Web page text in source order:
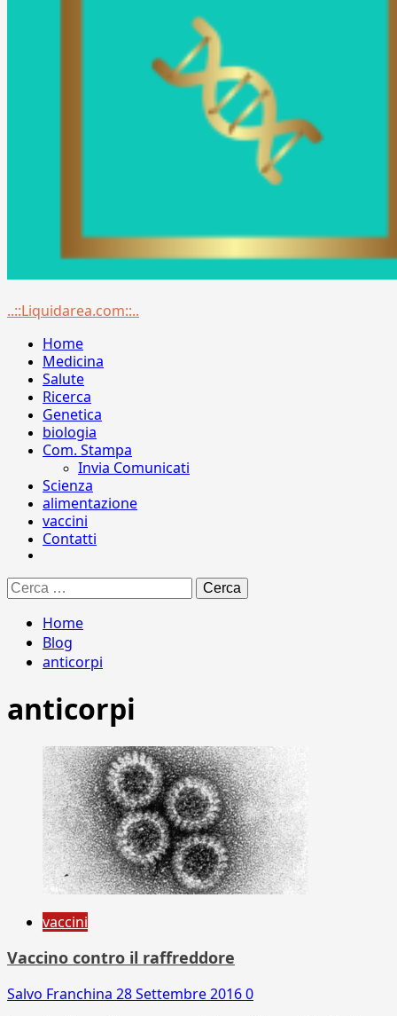
Menu
..::Liquidarea.com::..
Home
Medicina
Salute
Ricerca
Genetica
biologia
Com. Stampa
Invia Comunicati
Scienza
alimentazione
vaccini
Contatti
Ricerca
per:
Home
Blog
anticorpi
anticorpi
vaccini
Vaccino contro il raffreddore
Salvo Franchina 28 Settembre 20160